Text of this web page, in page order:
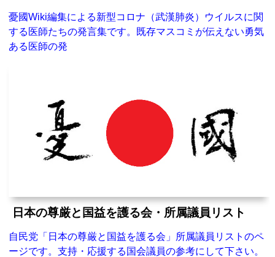
憂國Wiki編集による新型コロナ（武漢肺炎）ウイルスに関
する医師たちの発言集です。既存マスコミが伝えない勇気
ある医師の発
日本の尊厳と国益を護る会・所属議員リスト
自民党「日本の尊厳と国益を護る会」所属議員リストのペ
ージです。支持・応援する国会議員の参考にして下さい。